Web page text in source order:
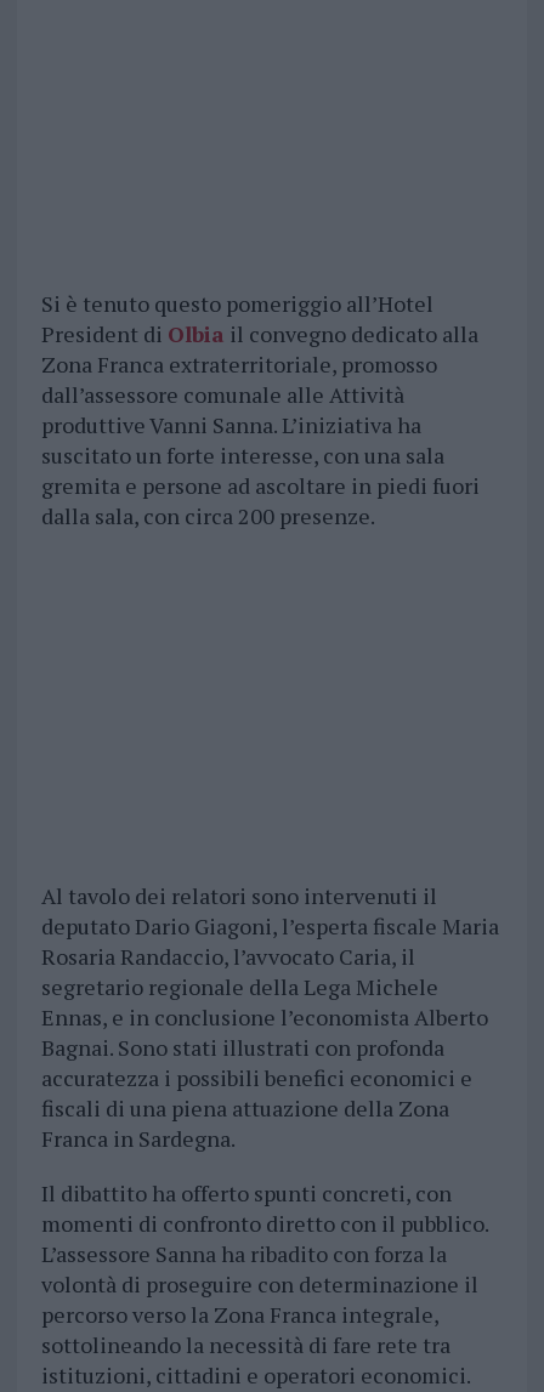
Si è tenuto questo pomeriggio all’Hotel
President di Olbia il convegno dedicato alla
Zona Franca extraterritoriale, promosso
dall’assessore comunale alle Attività
produttive Vanni Sanna. L’iniziativa ha
suscitato un forte interesse, con una sala
gremita e persone ad ascoltare in piedi fuori
dalla sala, con circa 200 presenze.
Al tavolo dei relatori sono intervenuti il
deputato Dario Giagoni, l’esperta fiscale Maria
Rosaria Randaccio, l’avvocato Caria, il
segretario regionale della Lega Michele
Ennas, e in conclusione l’economista Alberto
Bagnai. Sono stati illustrati con profonda
accuratezza i possibili benefici economici e
fiscali di una piena attuazione della Zona
Franca in Sardegna.
Il dibattito ha offerto spunti concreti, con
momenti di confronto diretto con il pubblico.
L’assessore Sanna ha ribadito con forza la
volontà di proseguire con determinazione il
percorso verso la Zona Franca integrale,
sottolineando la necessità di fare rete tra
istituzioni, cittadini e operatori economici.